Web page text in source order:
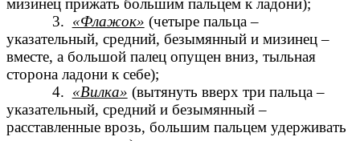
мизинец прижать большим пальцем к ладони);
3. «Флажок» (четыре пальца –
указательный, средний, безымянный и мизинец –
вместе, а большой палец опущен вниз, тыльная
сторона ладони к себе);
4. «Вилка» (вытянуть вверх три пальца –
указательный, средний и безымянный –
расставленные врозь, большим пальцем удерживать